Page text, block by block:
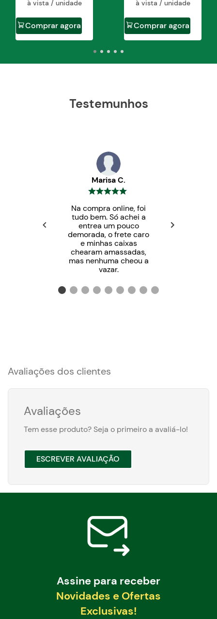
à vista / unidade
Comprar agora
à vista / unidade
Comprar agora
Testemunhos
Marisa C.
Na compra online, foi
tudo bem. Só achei a
entrea um pouco
demorada, o frete caro
e minhas caixas
chearam amassadas,
mas nenhuma cheou a
vazar.
Avaliações dos clientes
Avaliações
Tem esse produto? Seja o primeiro a avaliá-lo!
ESCREVER AVALIAÇÃO
Assine para receber
Novidades e Ofertas
Exclusivas!